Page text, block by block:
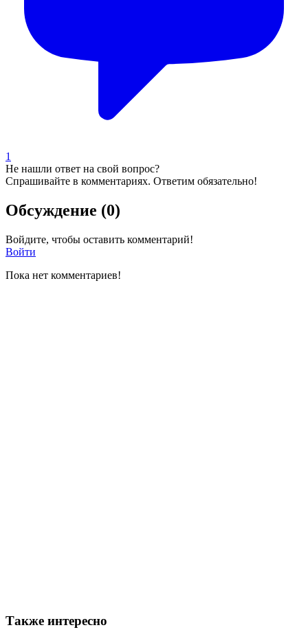
1
Не нашли ответ на свой вопрос?
Спрашивайте в комментариях. Ответим обязательно!
Обсуждение (0)
Войдите, чтобы оставить комментарий!
Войти
Пока нет комментариев!
Также интересно